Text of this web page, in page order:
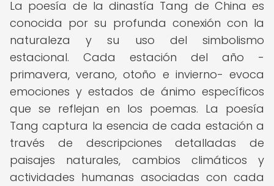
La poesía de la dinastía Tang de China es
conocida por su profunda conexión con la
naturaleza y su uso del simbolismo
estacional. Cada estación del año -
primavera, verano, otoño e invierno- evoca
emociones y estados de ánimo específicos
que se reflejan en los poemas. La poesía
Tang captura la esencia de cada estación a
través de descripciones detalladas de
paisajes naturales, cambios climáticos y
actividades humanas asociadas con cada